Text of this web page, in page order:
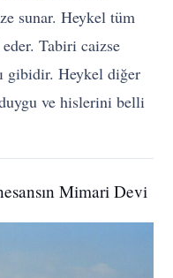
sunar. Heykel tüm
Tabiri caizse
gibidir. Heykel diğer
ve hislerini belli
Mimari Devi